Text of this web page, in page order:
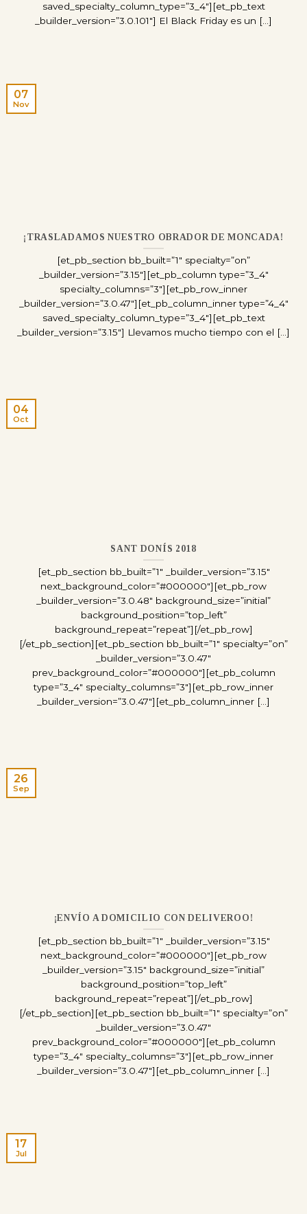
saved_specialty_column_type=”3_4″][et_pb_text
_builder_version=”3.0.101″] El Black Friday es un [...]
¡TRASLADAMOS NUESTRO OBRADOR DE MONCADA!
[et_pb_section bb_built=”1″ specialty=”on”
_builder_version=”3.15″][et_pb_column type=”3_4″
specialty_columns=”3″][et_pb_row_inner
_builder_version=”3.0.47″][et_pb_column_inner type=”4_4″
saved_specialty_column_type=”3_4″][et_pb_text
_builder_version=”3.15″] Llevamos mucho tiempo con el [...]
07
Nov
SANT DONÍS 2018
[et_pb_section bb_built=”1″ _builder_version=”3.15″
next_background_color=”#000000″][et_pb_row
_builder_version=”3.0.48″ background_size=”initial”
background_position=”top_left”
background_repeat=”repeat”][/et_pb_row]
[/et_pb_section][et_pb_section bb_built=”1″ specialty=”on”
_builder_version=”3.0.47″
prev_background_color=”#000000″][et_pb_column
type=”3_4″ specialty_columns=”3″][et_pb_row_inner
_builder_version=”3.0.47″][et_pb_column_inner [...]
04
Oct
¡ENVÍO A DOMICILIO CON DELIVEROO!
[et_pb_section bb_built=”1″ _builder_version=”3.15″
next_background_color=”#000000″][et_pb_row
_builder_version=”3.15″ background_size=”initial”
background_position=”top_left”
background_repeat=”repeat”][/et_pb_row]
[/et_pb_section][et_pb_section bb_built=”1″ specialty=”on”
_builder_version=”3.0.47″
prev_background_color=”#000000″][et_pb_column
type=”3_4″ specialty_columns=”3″][et_pb_row_inner
_builder_version=”3.0.47″][et_pb_column_inner [...]
26
Sep
17
Jul